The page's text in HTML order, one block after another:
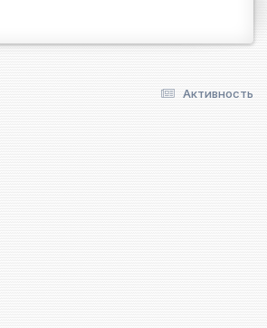
Активность